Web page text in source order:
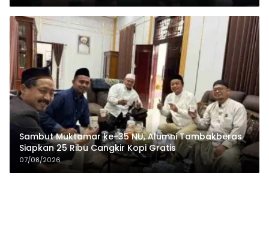
Sambut Muktamar ke-35 NU, Alumni Tambakberas
Siapkan 25 Ribu Cangkir Kopi Gratis
07/08/2026